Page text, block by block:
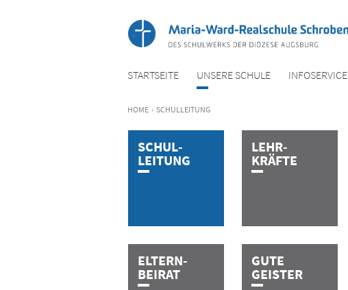
STARTSEITE UNSERE SCHULE INFOSERVICE
HOME › SCHUL­LEITUNG
SCHU­­L­­­­­­
LEITUNG
LEHR­­­­­­­
KRÄFTE
ELTERN­­­­­
BEIRAT
GUTE
GEISTER